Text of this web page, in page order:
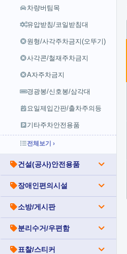
차량버팀목
유압받침/코일받침대
원형/사각주차금지(오뚜기)
사각콘/철재주차금지
A자주차금지
경광봉/신호봉/삼각대
요일제입간판/출차주의등
기타주차안전용품
전체보기 ›
건설(공사)안전용품
장애인편의시설
소방/게시판
분리수거/우편함
표찰/스티커